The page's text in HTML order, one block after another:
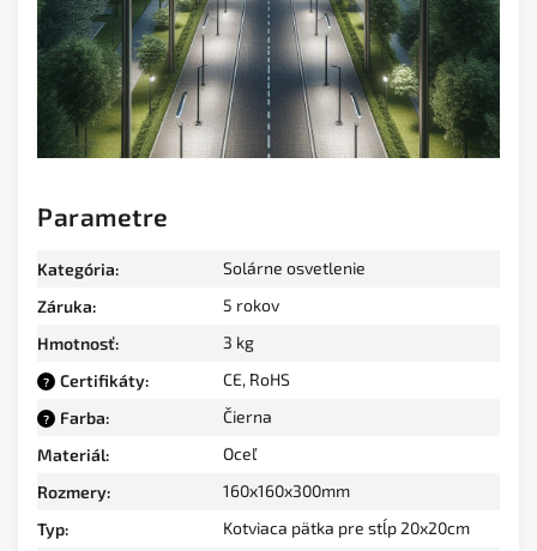
Parametre
Kategória:
Solárne osvetlenie
Záruka:
5 rokov
Hmotnosť: 3 kg
? Certifikáty: CE, RoHS
? Farba:
Čierna
Materiál:
Oceľ
Rozmery:
160x160x300mm
Typ: Kotviaca pätka pre stĺp 20x20cm